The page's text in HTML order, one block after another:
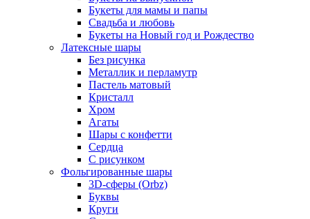
Букеты для мамы и папы
Свадьба и любовь
Букеты на Новый год и Рождество
Латексные шары
Без рисунка
Металлик и перламутр
Пастель матовый
Кристалл
Хром
Агаты
Шары с конфетти
Сердца
С рисунком
Фольгированные шары
3D-сферы (Orbz)
Буквы
Круги